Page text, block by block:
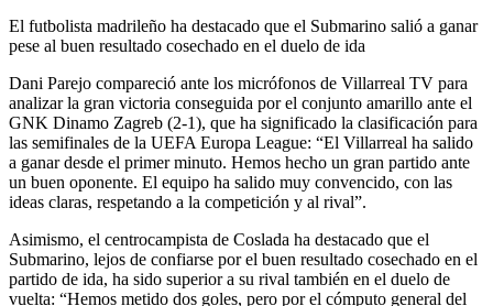
El futbolista madrileño ha destacado que el Submarino salió a ganar
pese al buen resultado cosechado en el duelo de ida
Dani Parejo compareció ante los micrófonos de Villarreal TV para
analizar la gran victoria conseguida por el conjunto amarillo ante el
GNK Dinamo Zagreb (2-1), que ha significado la clasificación para
las semifinales de la UEFA Europa League: “El Villarreal ha salido
a ganar desde el primer minuto. Hemos hecho un gran partido ante
un buen oponente. El equipo ha salido muy convencido, con las
ideas claras, respetando a la competición y al rival”.
Asimismo, el centrocampista de Coslada ha destacado que el
Submarino, lejos de confiarse por el buen resultado cosechado en el
partido de ida, ha sido superior a su rival también en el duelo de
vuelta: “Hemos metido dos goles, pero por el cómputo general del